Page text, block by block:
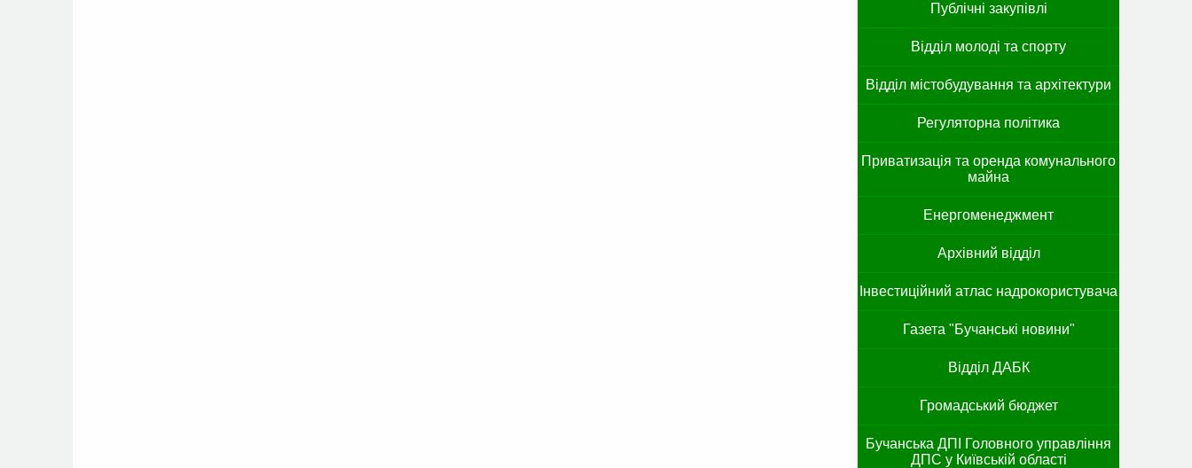
Публічні закупівлі
Відділ молоді та спорту
Відділ містобудування та архітектури
Регуляторна політика
Приватизація та оренда комунального
майна
Енергоменеджмент
Архівний відділ
Інвестиційний атлас надрокористувача
Газета "Бучанські новини"
Відділ ДАБК
Громадський бюджет
Бучанська ДПІ Головного управління
ДПС у Київській області